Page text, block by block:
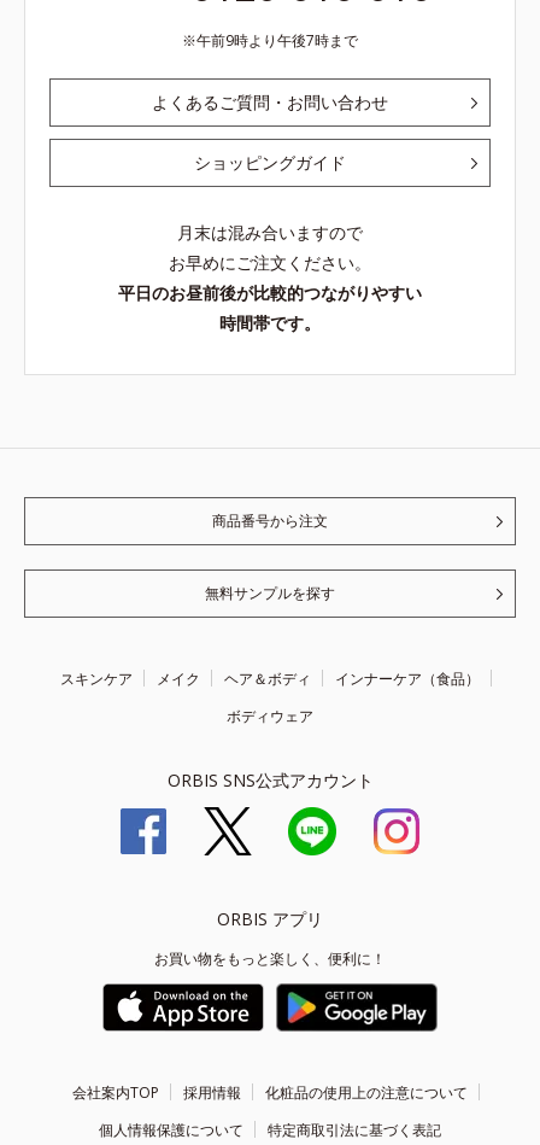
午前9時より午後7時まで
よくあるご質問・お問い合わせ
ショッピングガイド
月末は混み合いますので
お早めにご注文ください。
平日のお昼前後が比較的つながりやすい
時間帯です。
商品番号から注文
無料サンプルを探す
スキンケア メイク ヘア＆ボディ
インナーケア（食品）
ボディウェア
ORBIS SNS公式アカウント
ORBIS アプリ
お買い物をもっと楽しく、便利に！
会社案内TOP 採用情報
化粧品の使用上の注意について
個人情報保護について
特定商取引法に基づく表記